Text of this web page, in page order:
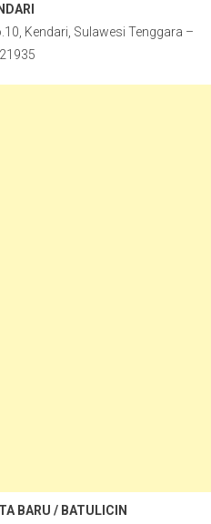
Kendari, Sulawesi Tenggara –
BARU / BATULICIN